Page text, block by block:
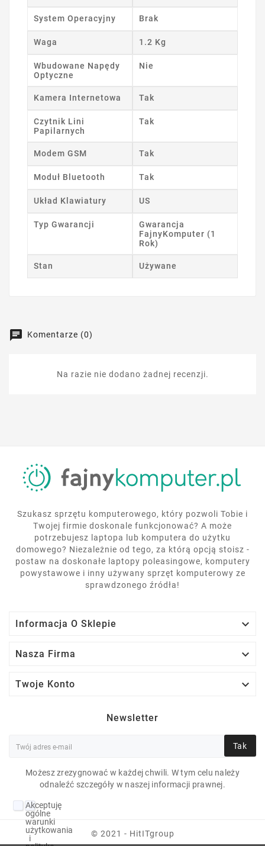
System Operacyjny Brak
Waga 1.2 Kg
Wbudowane Napędy
Optyczne
Nie
Kamera Internetowa Tak
Czytnik Lini
Papilarnych
Tak
Modem GSM Tak
Moduł Bluetooth Tak
Układ Klawiatury US
Typ Gwarancji
Gwarancja
FajnyKomputer (1
Rok)
Stan Używane
Komentarze (0)
Na razie nie dodano żadnej recenzji.
SONY PCG-41311L I7-
SSD, 256 GB SSD
Szukasz sprzętu komputerowego, który pozwoli Tobie i
Twojej firmie doskonale funkcjonować? A może
potrzebujesz laptopa lub komputera do użytku
domowego? Niezależnie od tego, za którą opcją stoisz -
postaw na doskonałe laptopy poleasingowe, komputery
powystawowe i inny używany sprzęt komputerowy ze
sprawdzonego źródła!
Informacja O Sklepie 
Nasza Firma 
Twoje Konto 
Newsletter
Tak
Możesz zrezygnować w każdej chwili. W tym celu należy
odnaleźć szczegóły w naszej informacji prawnej.
Akceptuję
ogólne
warunki
użytkowania
i
© 2021 - HitITgroup